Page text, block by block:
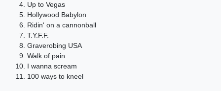
Up to Vegas
Hollywood Babylon
Ridin' on a cannonball
T.Y.F.F.
Graverobing USA
Walk of pain
I wanna scream
100 ways to kneel